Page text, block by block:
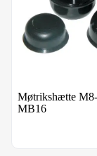
Møtrikshætte
MB16